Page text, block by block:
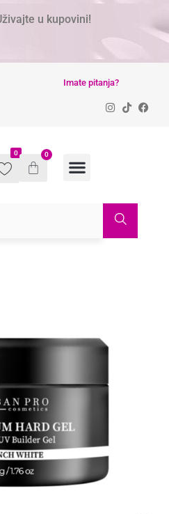
u kupovini!
Imate pitanja?
0 0